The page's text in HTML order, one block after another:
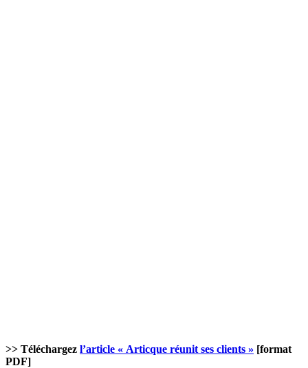
>> Téléchargez l’article « Articque réunit ses clients » [format
PDF]